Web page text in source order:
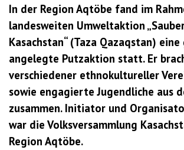
In der Region Aqtöbe fand im
landesweiten Umweltaktion
Kasachstan“ (Taza Qazaqstan)
angelegte Putzaktion statt. Er
verschiedener ethnokultureller
sowie engagierte Jugendliche aus
zusammen. Initiator und
war die Volksversammlung
Region Aqtöbe.